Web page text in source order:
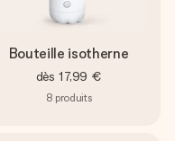
Bouteille isotherne
dès 17,99 €
8 produits